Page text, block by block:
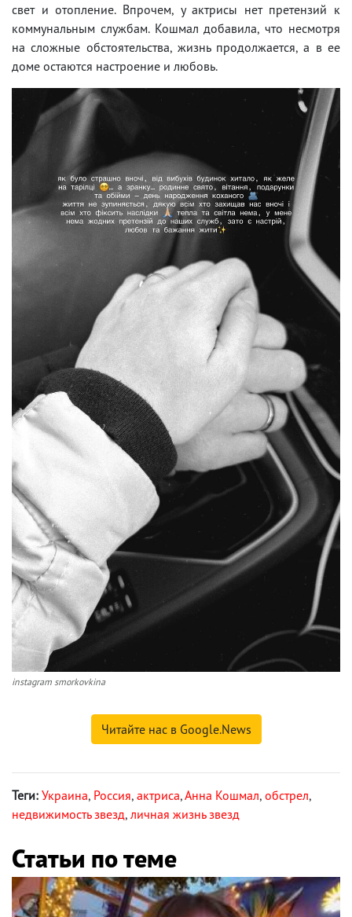
свет и отопление. Впрочем, у актрисы нет претензий к
коммунальным службам. Кошмал добавила, что несмотря
на сложные обстоятельства, жизнь продолжается, а в ее
доме остаются настроение и любовь.
instagram smorkovkina
Читайте нас в Google.News
Теги: Украина, Россия, актриса,Анна Кошмал, обстрел,
недвижимость звезд, личная жизнь звезд
Статьи по теме